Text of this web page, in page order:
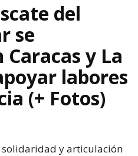
del
se
y La
labores
(+ Fotos)
solidaridad y articulación